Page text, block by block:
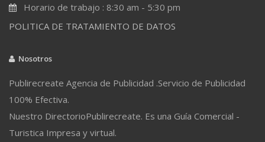
Horario de trabajo : 8:30 am - 5:30 pm
POLITICA DE TRATAMIENTO DE DATOS
Nosotros
Publirecreate Agencia de Publicidad .Servicio de Publicidad
100% Efectiva.
Nuestro DirectorioPublirecreate. Es una Guía Comercial -
Turistica Impresa y virtual.